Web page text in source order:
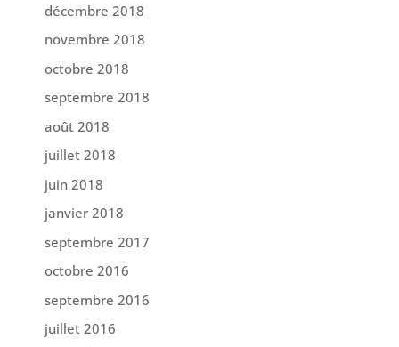
décembre 2018
novembre 2018
octobre 2018
septembre 2018
août 2018
juillet 2018
juin 2018
janvier 2018
septembre 2017
octobre 2016
septembre 2016
juillet 2016